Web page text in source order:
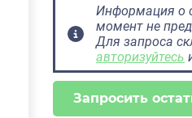
Информация о
момент не
Для запроса
авторизуйтесь
Запросить